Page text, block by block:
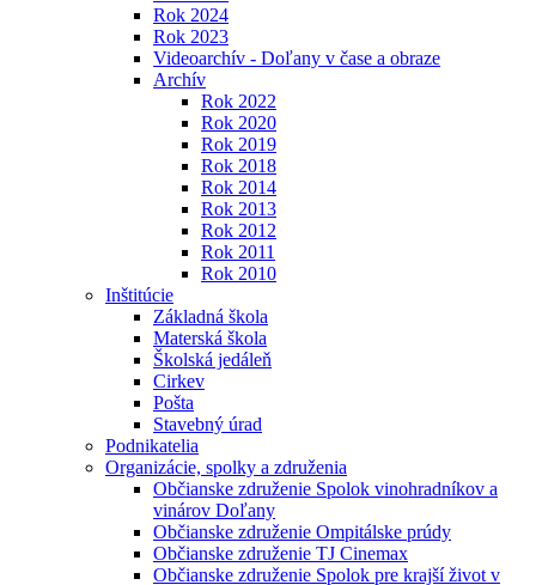
Rok 2024
Rok 2023
Videoarchív - Doľany v čase a obraze
Archív
Rok 2022
Rok 2020
Rok 2019
Rok 2018
Rok 2014
Rok 2013
Rok 2012
Rok 2011
Rok 2010
Inštitúcie
Základná škola
Materská škola
Školská jedáleň
Cirkev
Pošta
Stavebný úrad
Podnikatelia
Organizácie, spolky a združenia
Občianske združenie Spolok vinohradníkov a
vinárov Doľany
Občianske združenie Ompitálske prúdy
Občianske združenie TJ Cinemax
Občianske združenie Spolok pre krajší život v